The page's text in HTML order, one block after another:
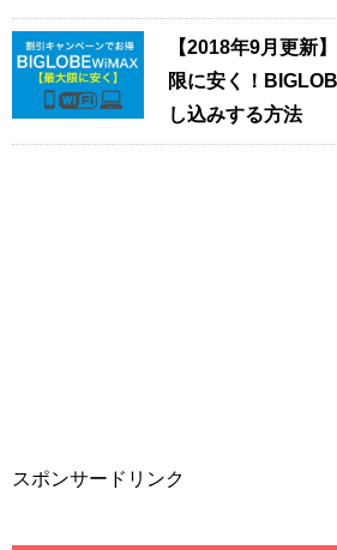
【2018年9月更新
限に安く！
し込みする方法
スポンサードリンク